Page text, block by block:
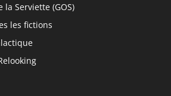
Serviette (GOS)
les fictions